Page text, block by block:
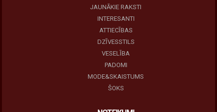
JAUNĀKIE RAKSTI
INTERESANTI
ATTIECĪBAS
DZĪVESSTILS
VESELĪBA
PADOMI
MODE&SKAISTUMS
ŠOKS